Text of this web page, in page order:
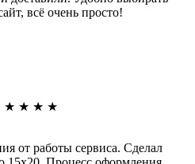
всё очень просто!
★ ★ ★ ★
от работы сервиса. Сделал